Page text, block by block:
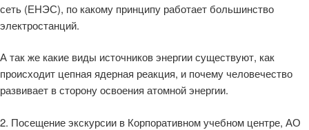
сеть (ЕНЭС), по какому принципу работает большинство
электростанций.
А так же какие виды источников энергии существуют, как
происходит цепная ядерная реакция, и почему человечество
развивает в сторону освоения атомной энергии.
2. Посещение экскурсии в Корпоративном учебном центре, АО